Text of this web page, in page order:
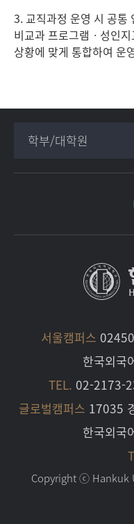
3. 교직과정 운영 시 공통
비교과 프로그램ㆍ성인
상황에 맞게 통합하여 운
학부/대학원
서울캠퍼스
한국외국
TEL. 02-2173-
글로벌캠퍼스 17035
한국외국
Copyright ⓒ Hankuk